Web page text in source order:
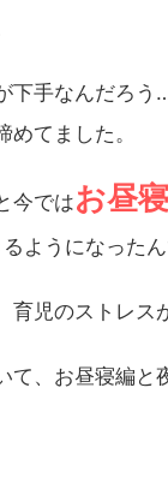
下手なんだろ
てました。
今ではお昼
ようになったん
児のストレス
て、お昼寝編と